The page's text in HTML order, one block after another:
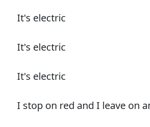
It's electric
It's electric
It's electric
I stop on red and I leave on